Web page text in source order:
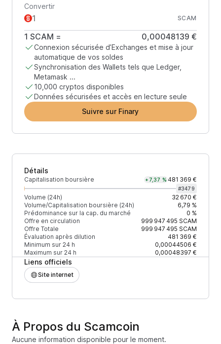
Convertir
SCAM
1 SCAM = 0,00048139 €
Connexion sécurisée d’Exchanges et mise à jour
automatique de vos soldes
Synchronisation des Wallets tels que Ledger,
Metamask ...
10,000 cryptos disponibles
Données sécurisées et accès en lecture seule
Suivre sur Finary
Détails
Capitalisation boursière +7,37 % 481 369 €
#3479
Volume (24h)
32 670 €
Volume/Capitalisation boursière (24h)
6,79 %
Prédominance sur la cap. du marché
0 %
Offre en circulation
999 947 495 SCAM
Offre Totale
999 947 495 SCAM
Évaluation après dilution
481 369 €
Minimum sur 24 h
0,00044506 €
Maximum sur 24 h
0,00048397 €
Liens officiels
Site internet
À Propos du Scamcoin
Aucune information disponible pour le moment.